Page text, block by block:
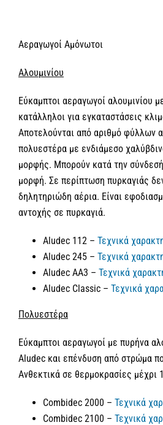
Αεραγωγοί Αμόνωτοι
Αλουμινίου
Εύκαμπτοι αεραγωγοί αλουμινίου
κατάλληλοι για εγκαταστάσεις
Αποτελούνται από αριθμό φύλλων
πολυεστέρα με ενδιάμεσο
μορφής. Μπορούν κατά την
μορφή. Σε περίπτωση πυρκαγιάς
δηλητηριώδη αέρια. Είναι
αντοχής σε πυρκαγιά.
Aludec 112 – Τεχνικά
Aludec 245 – Τεχνικά
Aludec AA3 – Τεχνικά
Aludec Classic – Τεχνικά
Πολυεστέρα
Εύκαμπτοι αεραγωγοί με πυρήνα
Aludec και επένδυση από στρώμα
Ανθεκτικά σε θερμοκρασίες μέχρι
Combidec 2000 – Τεχνικά
Combidec 2100 – Τεχνικά